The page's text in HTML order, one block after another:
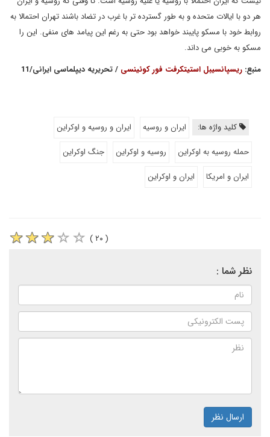
هر دو با ایالات متحده و به طور گسترده تر با غرب در تضاد باشند تهران احتمالا به
روابط خود با مسکو پایبند خواهد بود حتی به رغم این پیامد های منفی. این را
مسکو به خوبی می داند.
منبع: ریسپانسیبل استیتکرفت فور کوئینسی / تحریریه دیپلماسی ایرانی/11
کلید واژه ها: ایران و روسیه
ایران و روسیه و اوکراین
حمله روسیه به اوکراین
روسیه و اوکراین
جنگ اوکراین
ایران و امریکا
ایران و اوکراین
( ۲۰ )
نظر شما :
ارسال نظر